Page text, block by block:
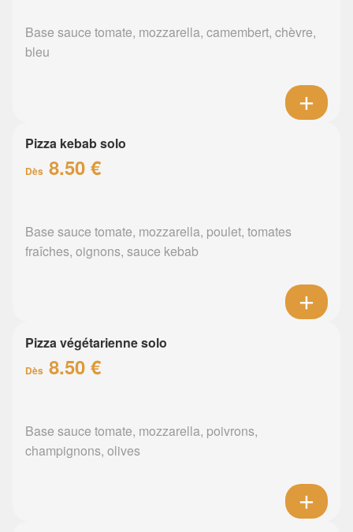
Base sauce tomate, mozzarella, camembert, chèvre,
bleu
Pizza kebab solo
Dès 8.50 €
Base sauce tomate, mozzarella, poulet, tomates
fraîches, oignons, sauce kebab
Pizza végétarienne solo
Dès 8.50 €
Base sauce tomate, mozzarella, poivrons,
champignons, olives